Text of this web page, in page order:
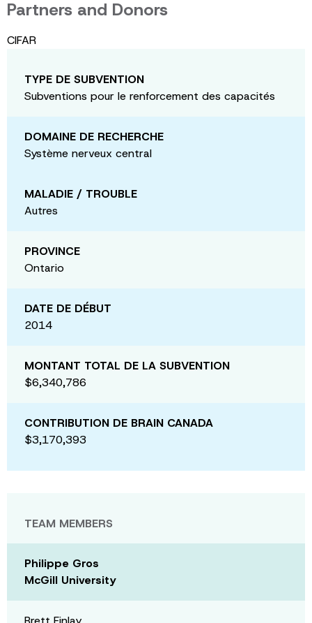
Partners and Donors
CIFAR
TYPE DE SUBVENTION
Subventions pour le renforcement des capacités
DOMAINE DE RECHERCHE
Système nerveux central
MALADIE / TROUBLE
Autres
PROVINCE
Ontario
DATE DE DÉBUT
2014
MONTANT TOTAL DE LA SUBVENTION
$6,340,786
CONTRIBUTION DE BRAIN CANADA
$3,170,393
TEAM MEMBERS
Philippe Gros
McGill University